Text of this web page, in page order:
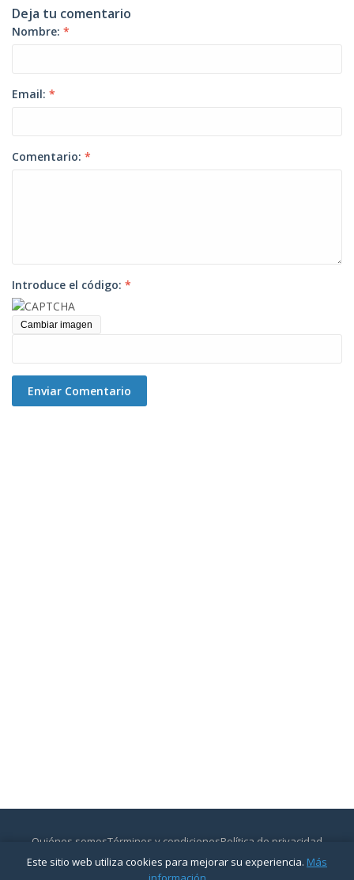
Este sitio web utiliza cookies para mejorar su experiencia. Más
Deja tu comentario
Nombre: *
Email: *
Comentario: *
Introduce el código: *
Cambiar imagen
Enviar Comentario
Quiénes somosTérminos y condicionesPolítica de privacidad
Contactar
CajasyBancos.com— Todos los derechos reservados.